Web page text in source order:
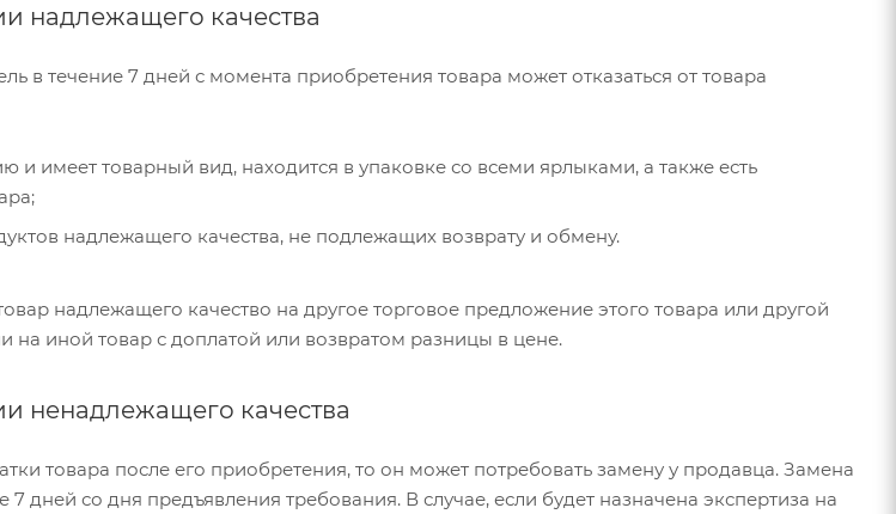
надлежащего качества
в течение 7 дней с момента приобретения товара может отказаться от товара
и имеет товарный вид, находится в упаковке со всеми ярлыками, а также есть
надлежащего качества, не подлежащих возврату и обмену.
надлежащего качество на другое торговое предложение этого товара или другой
на иной товар с доплатой или возвратом разницы в цене.
ненадлежащего качества
товара после его приобретения, то он может потребовать замену у продавца. Замена
дней со дня предъявления требования. В случае, если будет назначена экспертиза на